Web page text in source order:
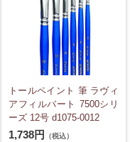
トールペイント 筆 ラヴィ
アフィルバート 7500シリ
ーズ 12号 d1075-0012
1,738円 （税込）